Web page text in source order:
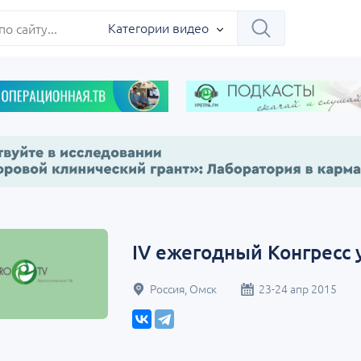
Хабаровск
Научно-практическая
конференция «Урология на 360°.
Экосистема в частной
медицине»
Россия, Москва
региональная
конференция
07 сентября
Категории видео
IV ежегодный Конгресс
Россия, Омск 23-24 апр 2015